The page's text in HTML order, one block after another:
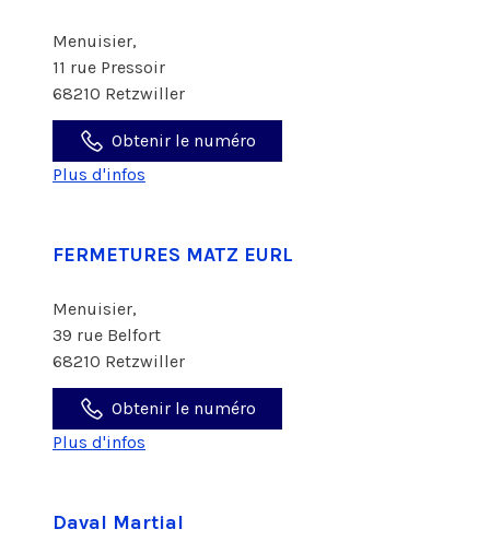
Menuisier,
11 rue Pressoir
68210 Retzwiller
Obtenir le numéro
Plus d'infos
FERMETURES MATZ EURL
Menuisier,
39 rue Belfort
68210 Retzwiller
Obtenir le numéro
Plus d'infos
Daval Martial